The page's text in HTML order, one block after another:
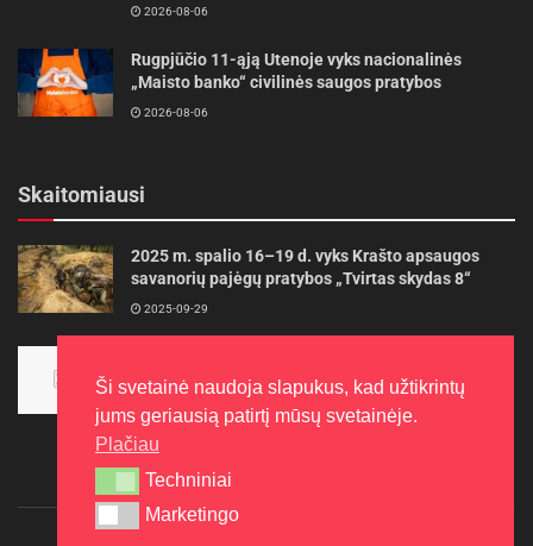
2026-08-06
Rugpjūčio 11-ąją Utenoje vyks nacionalinės
„Maisto banko“ civilinės saugos pratybos
2026-08-06
Skaitomiausi
2025 m. spalio 16–19 d. vyks Krašto apsaugos
savanorių pajėgų pratybos „Tvirtas skydas 8“
2025-09-29
aukso
2015-10-30
Ši svetainė naudoja slapukus, kad užtikrintų
jums geriausią patirtį mūsų svetainėje.
Plačiau
Techniniai
Techniniai
Marketingo
Marketingo